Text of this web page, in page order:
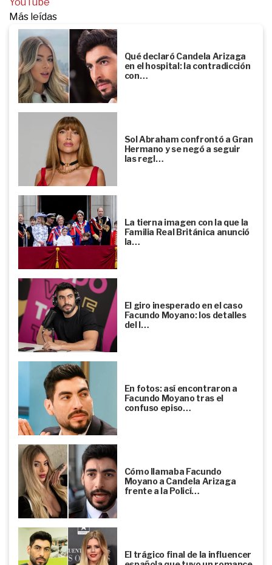
YouTube
Más leídas
Qué declaró Candela Arizaga
en el hospital: la contradicción
con…
Sol Abraham confrontó a Gran
Hermano y se negó a seguir
las regl…
La tierna imagen con la que la
Familia Real Británica anunció
la…
El giro inesperado en el caso
Facundo Moyano: los detalles
del l…
En fotos: así encontraron a
Facundo Moyano tras el
confuso episo…
Cómo llamaba Facundo
Moyano a Candela Arizaga
frente a la Policí…
El trágico final de la influencer